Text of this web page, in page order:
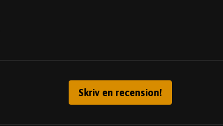
Skriv en recension!